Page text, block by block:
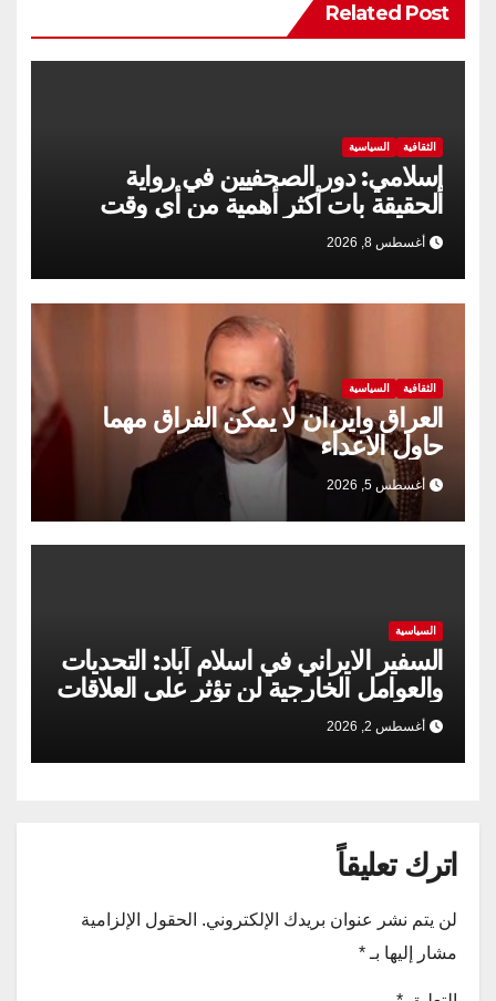
Related Post
الثقافية السياسية
إسلامي: دور الصحفيين في رواية
الحقيقة بات أكثر أهمية من أي وقت
مضى
أغسطس 8, 2026
الثقافية السياسية
العراق واير،ان لا يمكن الفراق مهما
حاول الاعداء
أغسطس 5, 2026
السياسية
السفير الايراني في اسلام آباد: التحديات
والعوامل الخارجية لن تؤثر على العلاقات
الإيرانية الباكستانية
أغسطس 2, 2026
اترك تعليقاً
لن يتم نشر عنوان بريدك الإلكتروني. الحقول الإلزامية
مشار إليها بـ*